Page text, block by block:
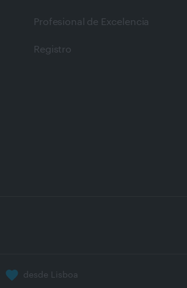
Profesional de Excelencia
Registro
desde Lisboa